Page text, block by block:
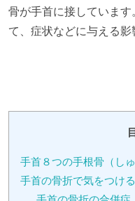
骨が手首に接していま
て、症状などに与える影
手首８つの手根骨（しゅ
手首の骨折で気をつける